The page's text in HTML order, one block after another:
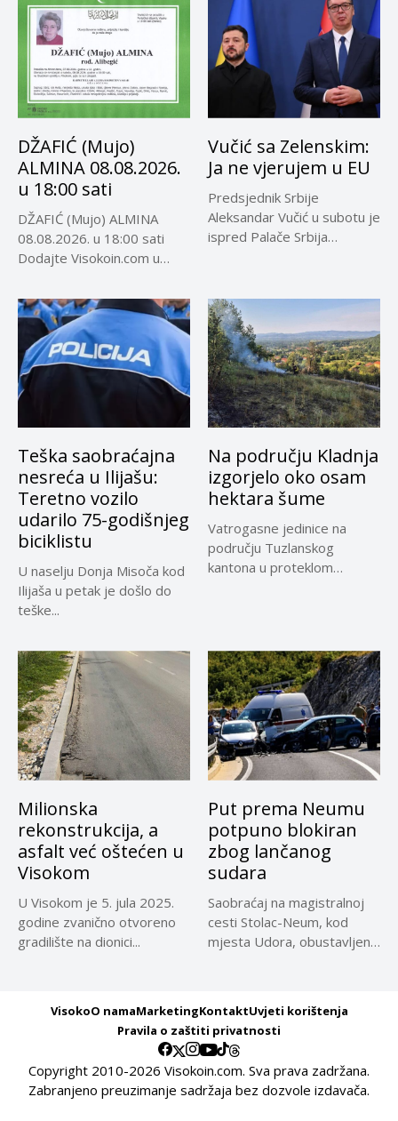
DŽAFIĆ (Mujo)
ALMINA 08.08.2026.
u 18:00 sati
DŽAFIĆ (Mujo) ALMINA
08.08.2026. u 18:00 sati
Dodajte Visokoin.com u
Vučić sa Zelenskim:
Ja ne vjerujem u EU
Predsjednik Srbije
Aleksandar Vučić u subotu je
ispred Palače Srbija
Teška saobraćajna
nesreća u Ilijašu:
Teretno vozilo
udarilo 75-godišnjeg
biciklistu
U naselju Donja Misoča kod
Ilijaša u petak je došlo do
teške...
Na području Kladnja
izgorjelo oko osam
hektara šume
Vatrogasne jedinice na
području Tuzlanskog
kantona u proteklom
Milionska
rekonstrukcija, a
asfalt već oštećen u
Visokom
U Visokom je 5. jula 2025.
godine zvanično otvoreno
gradilište na dionici...
Put prema Neumu
potpuno blokiran
zbog lančanog
sudara
Saobraćaj na magistralnoj
cesti Stolac-Neum, kod
mjesta Udora, obustavljen
VisokoO namaMarketingKontaktUvjeti korištenja
Pravila o zaštiti privatnosti
Copyright 2010-2026 Visokoin.com. Sva prava zadržana.
Zabranjeno preuzimanje sadržaja bez dozvole izdavača.